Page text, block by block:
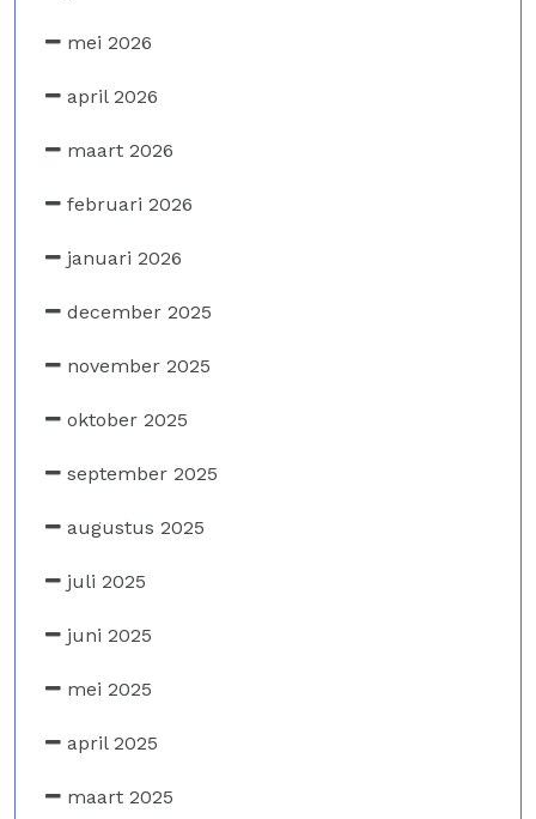
mei 2026
april 2026
maart 2026
februari 2026
januari 2026
december 2025
november 2025
oktober 2025
september 2025
augustus 2025
juli 2025
juni 2025
mei 2025
april 2025
maart 2025